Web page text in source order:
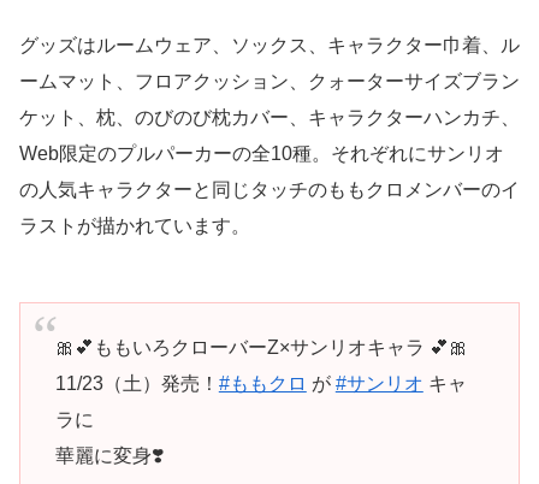
グッズはルームウェア、ソックス、キャラクター巾着、ル
ームマット、フロアクッション、クォーターサイズブラン
ケット、枕、のびのび枕カバー、キャラクターハンカチ、
Web限定のプルパーカーの全10種。それぞれにサンリオ
の人気キャラクターと同じタッチのももクロメンバーのイ
ラストが描かれています。
🎀💕ももいろクローバーZ×サンリオキャラ 💕🎀
11/23（土）発売！ #ももクロ が #サンリオ キャ
ラに
華麗に変身❣️